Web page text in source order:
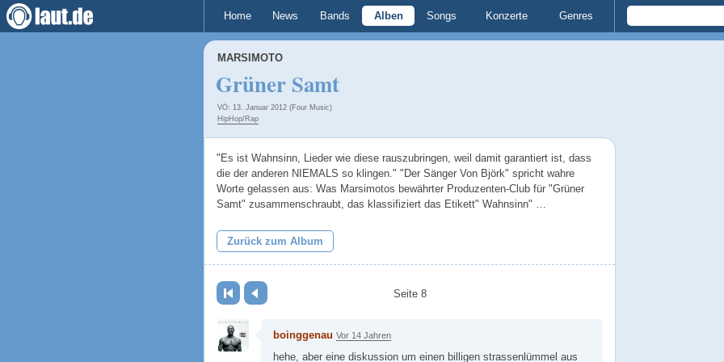
Home News Bands Alben Songs Konzerte Genres
MARSIMOTO
Grüner Samt
VÖ: 13. Januar 2012 (Four Music)
HipHop/Rap
"Es ist Wahnsinn, Lieder wie diese rauszubringen, weil damit garantiert ist, dass
die der anderen NIEMALS so klingen." "Der Sänger Von Björk" spricht wahre
Worte gelassen aus: Was Marsimotos bewährter Produzenten-Club für "Grüner
Samt" zusammenschraubt, das klassifiziert das Etikett" Wahnsinn" …
Zurück zum Album
Seite 8
boinggenau Vor 14 Jahren
hehe, aber eine diskussion um einen billigen strassenlümmel aus